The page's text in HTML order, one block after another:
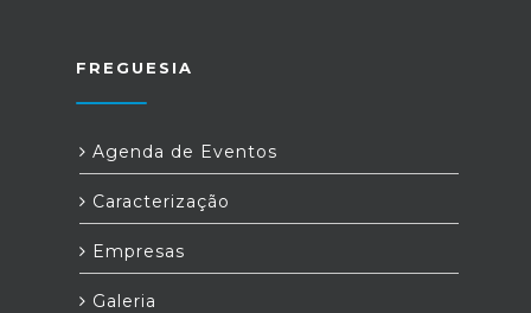
FREGUESIA
Agenda de Eventos
Caracterização
Empresas
Galeria